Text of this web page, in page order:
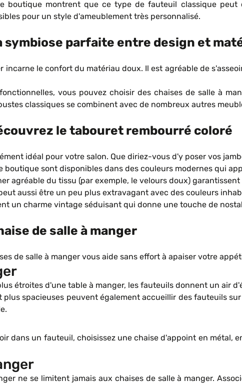
boutique montrent que ce type de fauteuil classique
pour un style d'ameublement très personnalisé.
symbiose parfaite entre design et
incarne le confort du matériau doux. Il est agréable de
vous pouvez choisir des chaises de salle à
classiques se combinent avec de nombreux autres
le tabouret rembourré coloré
idéal pour votre salon. Que diriez-vous d'y poser vos
boutique sont disponibles dans des couleurs modernes qui
agréable du tissu (par exemple, le velours doux)
aussi être un peu plus extravagant avec des couleurs
un charme vintage séduisant qui donne une touche de
de salle à manger
de salle à manger vous aide sans effort à apaiser votre
étroites d'une table à manger, les fauteuils donnent un air
plus spacieuses peuvent également accueillir des fauteuils
dans un fauteuil, choisissez une chaise d'appoint en
ne se limitent jamais aux chaises de salle à manger.